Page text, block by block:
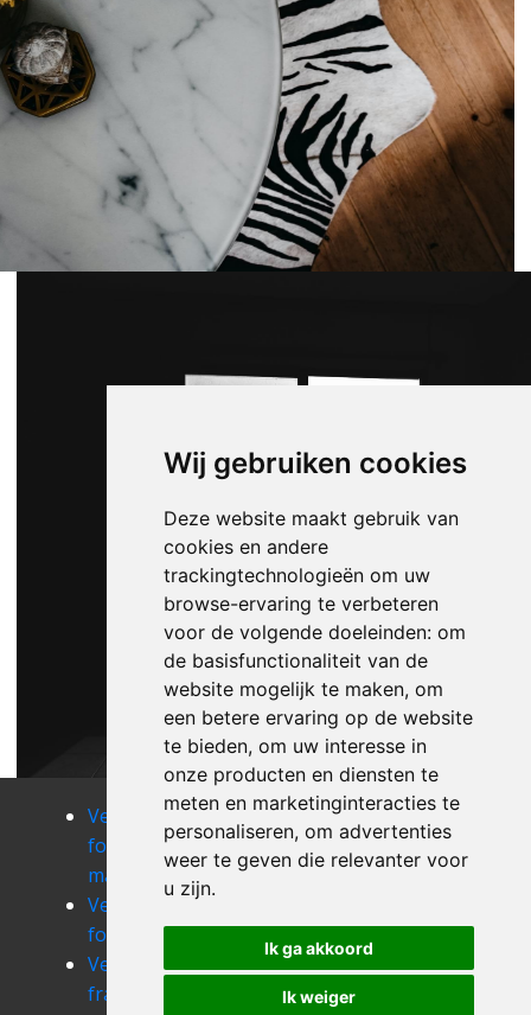
Wij gebruiken cookies
Deze website maakt gebruik van
cookies en andere
trackingtechnologieën om uw
browse-ervaring te verbeteren
voor de volgende doeleinden: om
de basisfunctionaliteit van de
website mogelijk te maken, om
een betere ervaring op de website
te bieden, om uw interesse in
onze producten en diensten te
meten en marketinginteracties te
personaliseren, om advertenties
weer te geven die relevanter voor
u zijn.
Ik ga akkoord
Ik weiger
Verhuizen
forchies-la-
marche
Verhuizen
forest
Verhuizen
forge-
philippe
Verhuizen
forges
fouleng
fourbechies
Verhuizen
frameries
Verhuizen
frasnes-lez-
Verhuizen
frasnes-lez-